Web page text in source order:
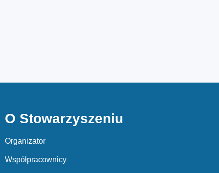
O Stowarzyszeniu
Organizator
Współpracownicy